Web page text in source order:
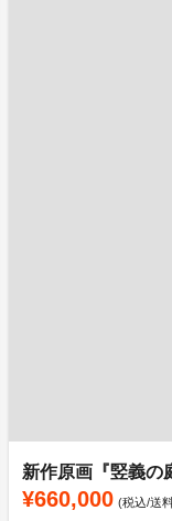
新作原画『竪義の
¥660,000 (税込/送